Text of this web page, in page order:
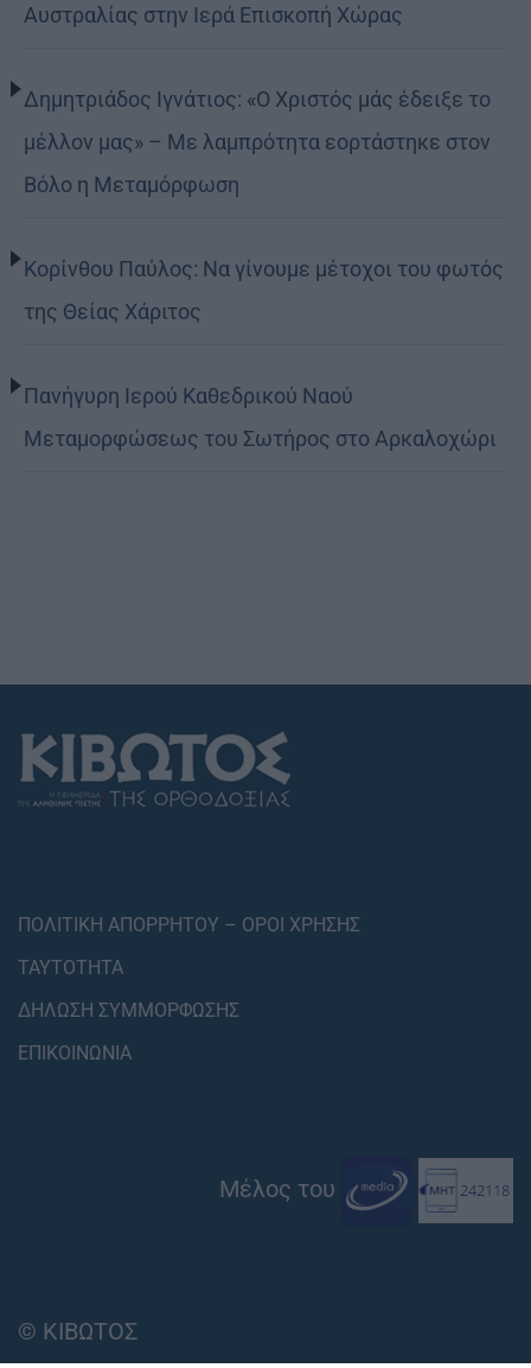
Αυστραλίας στην Ιερά Επισκοπή Χώρας
Δημητριάδος Ιγνάτιος: «Ο Χριστός μάς έδειξε το
μέλλον μας» – Με λαμπρότητα εορτάστηκε στον
Βόλο η Μεταμόρφωση
Κορίνθου Παύλος: Να γίνουμε μέτοχοι του φωτός
της Θείας Χάριτος
Πανήγυρη Ιερού Καθεδρικού Ναού
Μεταμορφώσεως του Σωτήρος στο Αρκαλοχώρι
ΠΟΛΙΤΙΚΗ ΑΠΟΡΡΗΤΟΥ – ΟΡΟΙ ΧΡΗΣΗΣ
ΤΑΥΤΟΤΗΤΑ
ΔΗΛΩΣΗ ΣΥΜΜΟΡΦΩΣΗΣ
ΕΠΙΚΟΙΝΩΝΙΑ
Μέλος του
© ΚΙΒΩΤΟΣ